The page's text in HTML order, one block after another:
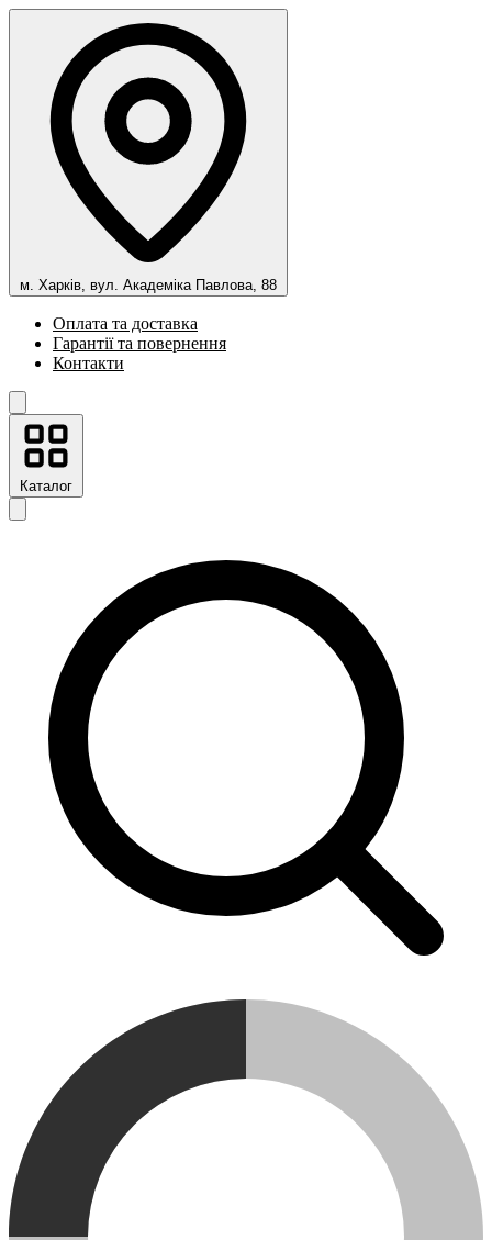
м. Харків, вул. Академіка Павлова, 88
Оплата та доставка
Гарантії та повернення
Контакти
Каталог